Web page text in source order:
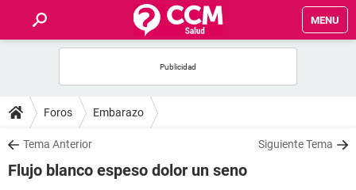
MENU
FOROS
SALUD
FAMILIA
Foros Embarazo
Tema Anterior Siguiente Tema
Flujo blanco espeso dolor un seno